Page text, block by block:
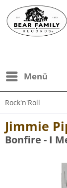
Menü
Rock'n'Roll
Jimmie
Bonfire - I